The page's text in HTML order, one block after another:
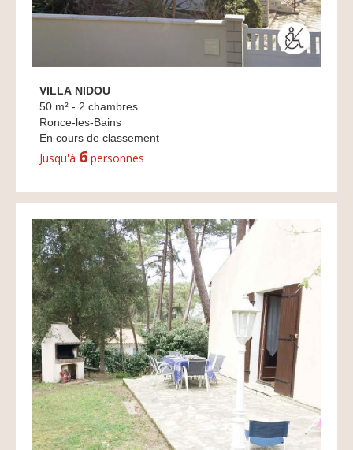
VILLA NIDOU
50 m² - 2 chambres
Ronce-les-Bains
En cours de classement
Jusqu'à 6 personnes